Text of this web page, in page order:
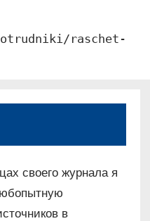
raschet-
своего журнала я
в